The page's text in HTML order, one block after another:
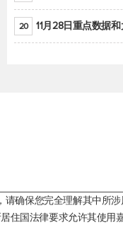
20 11月28日重点数据
确保您完全理解其中所
国法律要求允许其使用